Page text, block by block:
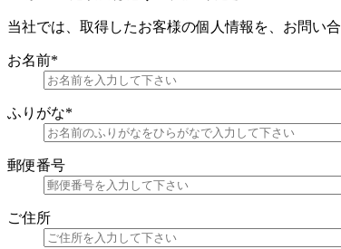
当社では、取得したお客様の個人情報を、お問い
お名前*
ふりがな*
郵便番号
ご住所